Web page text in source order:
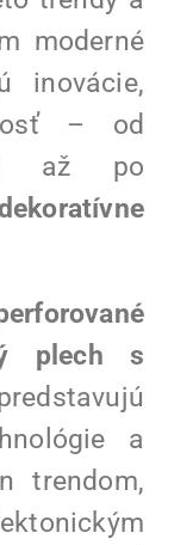
moderné
inovácie,
– od
až po
plech s
a
trendom,